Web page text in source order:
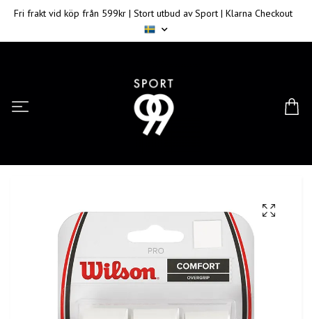
Fri frakt vid köp från 599kr | Stort utbud av Sport | Klarna Checkout